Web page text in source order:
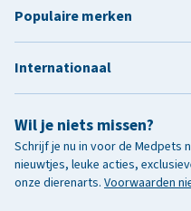
Wil je niets missen?
Schrijf je nu in voor de Medpets
nieuwtjes, leuke acties,
onze dierenarts. Voorwaarden
Populaire merken
Internationaal